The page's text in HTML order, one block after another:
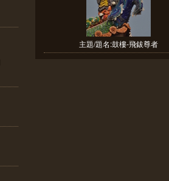
主題/題名:鼓樓-飛鈸尊者